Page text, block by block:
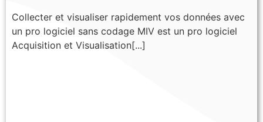
Collecter et visualiser rapidement vos données avec
un pro logiciel sans codage MIV est un pro logiciel
Acquisition et Visualisation[...]